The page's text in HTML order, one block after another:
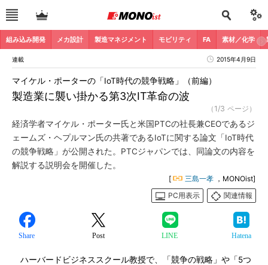
組み込み開発 メカ設計 製造マネジメント モビリティ FA 素材／化学
連載 2015年4月9日
製造業に襲い掛かる第3次IT革命の波
マイケル・ポーターの「IoT時代の競争戦略」（前編）
（1/3 ページ）
経済学者マイケル・ポーター氏と米国PTCの社長兼CEOであるジ
ェームズ・ヘプルマン氏の共著であるIoTに関する論文「IoT時代
の競争戦略」が公開された。PTCジャパンでは、同論文の内容を
解説する説明会を開催した。
[ 三島一孝 ，MONOist]
PC用表示
関連情報
Share Post LINE Hatena
ハーバードビジネススクール教授で、「競争の戦略」や「5つ